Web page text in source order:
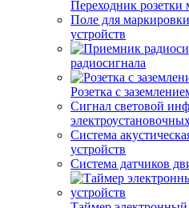
Переходник розетки
Поле для
устройств
радиосигнала
Розетка с
Сигнал световой
Система
устройств
Система датчиков